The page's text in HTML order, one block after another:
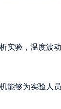
实验，温度波
能够为实验人